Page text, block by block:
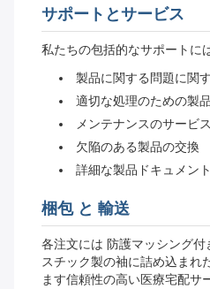
サポートとサービス
私たちの包括的なサポートに
製品に関する問題に関
適切な処理のための製
メンテナンスのサービス
欠陥のある製品の交換
詳細な製品ドキュメント
梱包 と 輸送
各注文には 防護マッシング
スチック製の袖に詰め込まれ
ます信頼性の高い医療宅配サ